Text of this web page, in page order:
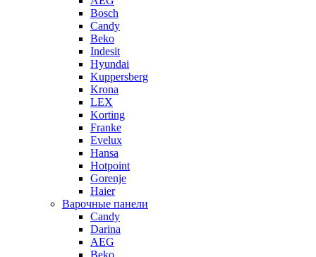
Bosch
Candy
Beko
Indesit
Hyundai
Kuppersberg
Krona
LEX
Korting
Franke
Evelux
Hansa
Hotpoint
Gorenje
Haier
Варочные панели
Candy
Darina
AEG